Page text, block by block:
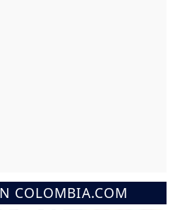
COLOMBIA.COM